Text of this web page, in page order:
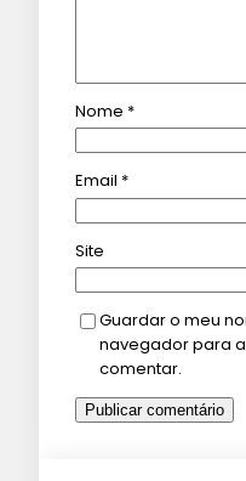
Nome *
Email *
Site
Guardar o meu
navegador para
comentar.